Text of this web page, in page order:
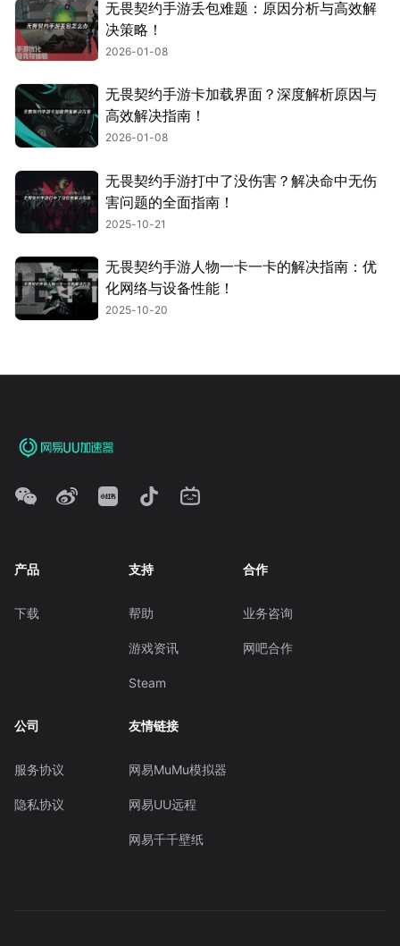
无畏契约手游丢包难题：原因分析与高效解
决策略！
2026-01-08
无畏契约手游卡加载界面？深度解析原因与
高效解决指南！
2026-01-08
无畏契约手游打中了没伤害？解决命中无伤
害问题的全面指南！
2025-10-21
无畏契约手游人物一卡一卡的解决指南：优
化网络与设备性能！
2025-10-20
产品
下载
支持
帮助
游戏资讯
Steam
合作
业务咨询
网吧合作
公司
服务协议
隐私协议
友情链接
网易MuMu模拟器
网易UU远程
网易千千壁纸